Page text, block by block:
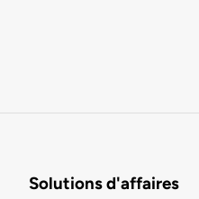
Solutions d'affaires